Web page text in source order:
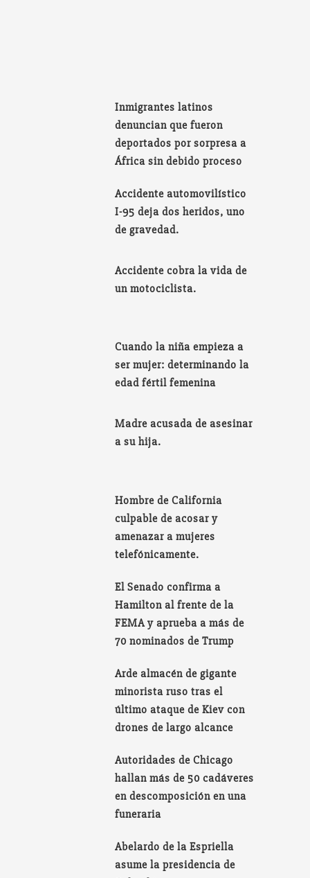
Inmigrantes latinos
denuncian que fueron
deportados por sorpresa a
África sin debido proceso
Accidente automovilístico
I-95 deja dos heridos, uno
de gravedad.
Accidente cobra la vida de
un motociclista.
Cuando la niña empieza a
ser mujer: determinando la
edad fértil femenina
Madre acusada de asesinar
a su hija.
Hombre de California
culpable de acosar y
amenazar a mujeres
telefónicamente.
El Senado confirma a
Hamilton al frente de la
FEMA y aprueba a más de
70 nominados de Trump
Arde almacén de gigante
minorista ruso tras el
último ataque de Kiev con
drones de largo alcance
Autoridades de Chicago
hallan más de 50 cadáveres
en descomposición en una
funeraria
Abelardo de la Espriella
asume la presidencia de